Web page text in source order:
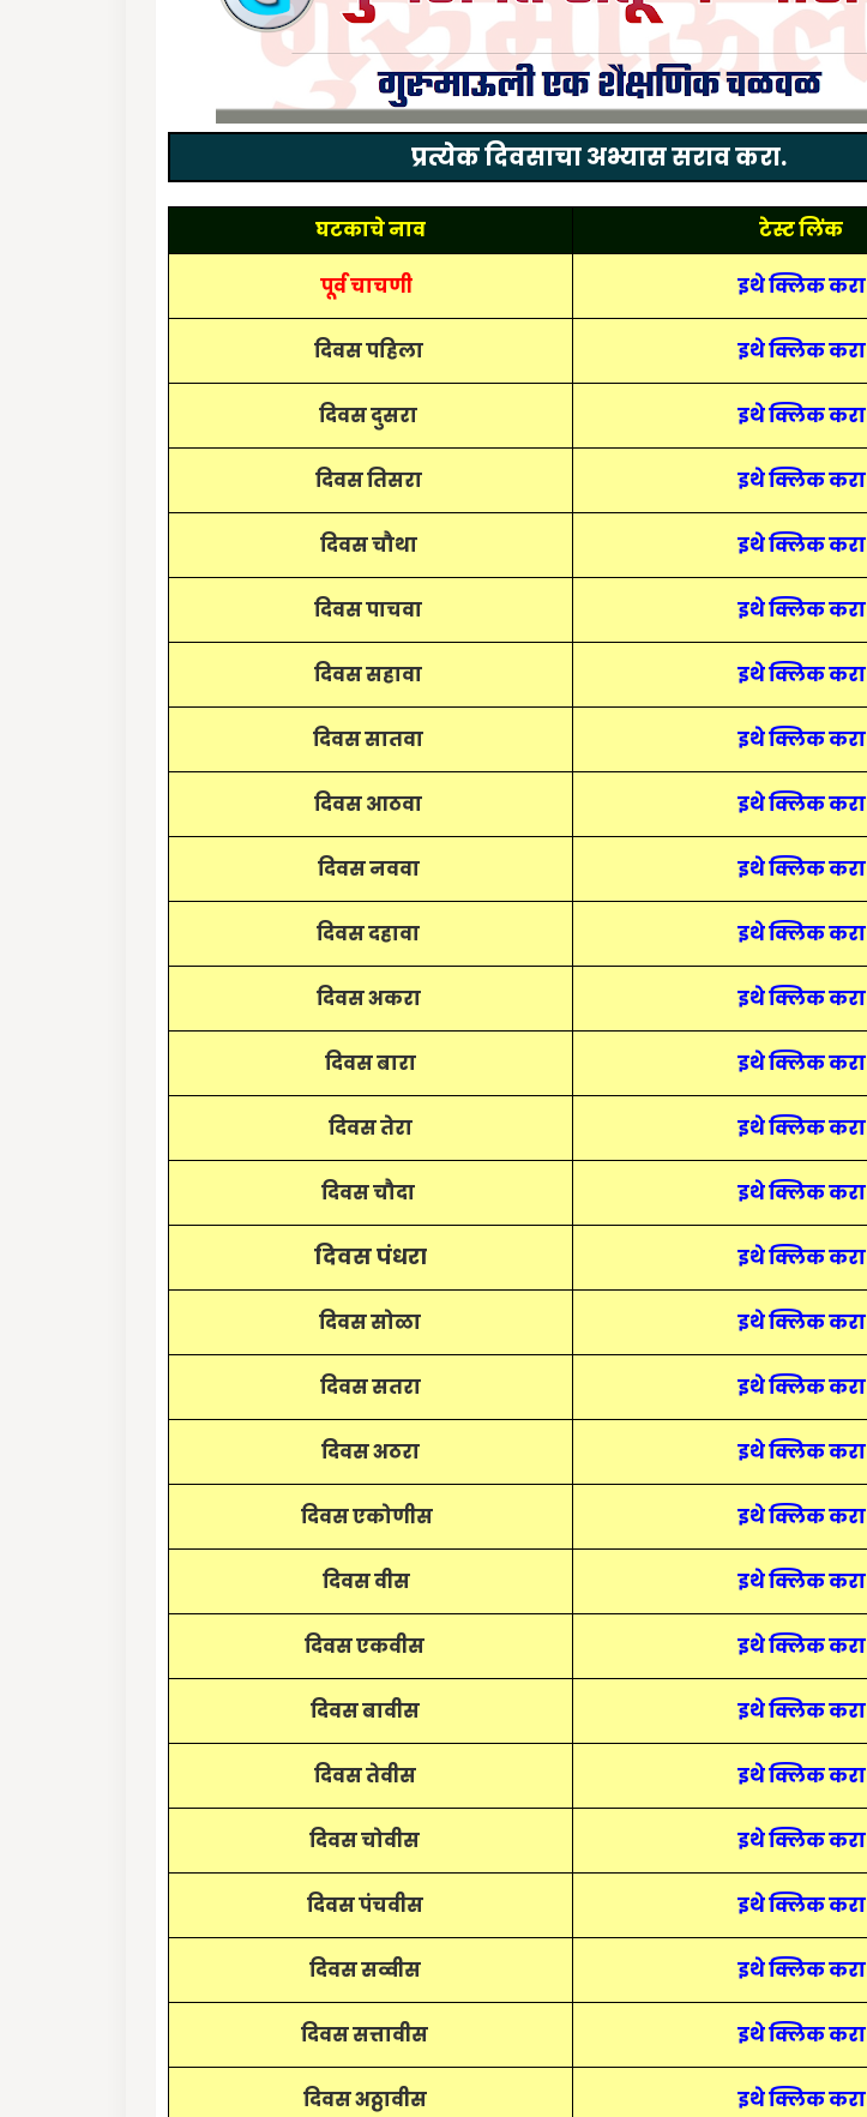
प्रत्येक दिवसाचा अभ्यास सराव करा.
घटकाचे नाव टेस्ट लिंक
पूर्व चाचणी इथे क्लिक करा
दिवस पहिला इथे क्लिक करा
दिवस दुसरा इथे क्लिक करा
दिवस तिसरा इथे क्लिक करा
दिवस चौथा इथे क्लिक करा
दिवस पाचवा इथे क्लिक करा
दिवस सहावा इथे क्लिक करा
दिवस सातवा इथे क्लिक करा
दिवस आठवा इथे क्लिक करा
दिवस नववा इथे क्लिक करा
दिवस दहावा इथे क्लिक करा
दिवस अकरा इथे क्लिक करा
दिवस बारा इथे क्लिक करा
दिवस तेरा इथे क्लिक करा
दिवस चौदा इथे क्लिक करा
दिवस पंधरा इथे क्लिक करा
दिवस सोळा इथे क्लिक करा
दिवस सतरा इथे क्लिक करा
दिवस अठरा इथे क्लिक करा
दिवस एकोणीस इथे क्लिक करा
दिवस वीस इथे क्लिक करा
दिवस एकवीस इथे क्लिक करा
दिवस बावीस इथे क्लिक करा
दिवस तेवीस इथे क्लिक करा
दिवस चोवीस इथे क्लिक करा
दिवस पंचवीस इथे क्लिक करा
दिवस सव्वीस इथे क्लिक करा
दिवस सत्तावीस इथे क्लिक करा
दिवस अठ्ठावीस इथे क्लिक करा